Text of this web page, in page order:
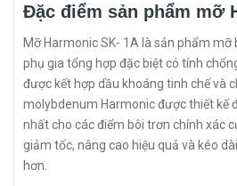
Đặc điểm sản phẩm mỡ
Mỡ Harmonic SK- 1A là sản phẩm
phụ gia tổng hợp đặc biệt có tính
được kết hợp dầu khoáng tinh chế và
molybdenum Harmonic được thiết kế
nhất cho các điểm bôi trơn chính xác
giảm tốc, nâng cao hiệu quả và kéo
hơn.